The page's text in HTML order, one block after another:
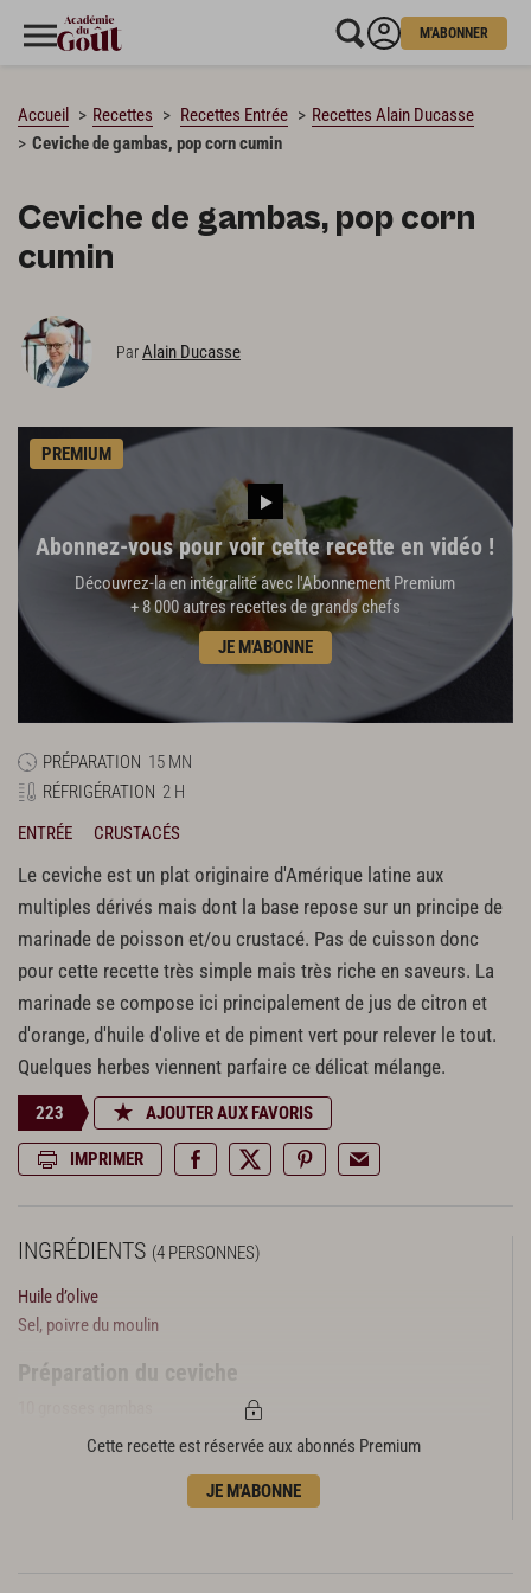
M'ABONNER
Accueil Recettes Recettes Entrée
Recettes Alain Ducasse
Ceviche de gambas, pop corn cumin
Ceviche de gambas, pop corn
cumin
ParAlain Ducasse
PREMIUM
Abonnez-vous pour voir cette recette en vidéo !
Découvrez-la en intégralité avec l'Abonnement Premium
+ 8 000 autres recettes de grands chefs
JE M'ABONNE
PRÉPARATION 15 MN
RÉFRIGÉRATION 2 H
ENTRÉE
CRUSTACÉS
Le ceviche est un plat originaire d'Amérique latine aux
multiples dérivés mais dont la base repose sur un principe de
marinade de poisson et/ou crustacé. Pas de cuisson donc
pour cette recette très simple mais très riche en saveurs. La
marinade se compose ici principalement de jus de citron et
d'orange, d'huile d'olive et de piment vert pour relever le tout.
Quelques herbes viennent parfaire ce délicat mélange.
223 AJOUTER AUX FAVORIS
IMPRIMER
INGRÉDIENTS (4 PERSONNES)
Huile d’olive
Sel, poivre du moulin
Préparation du ceviche
6 citrons vertsCette recette est réservée aux abonnés Premium
JE M'ABONNE
CHARGEMENT…